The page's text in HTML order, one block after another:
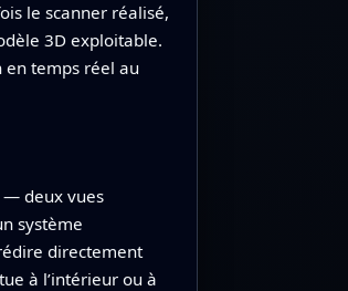
le scanner réalisé,
3D exploitable.
en temps réel au
— deux vues
système
directement
à l’intérieur ou à